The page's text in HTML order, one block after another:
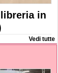
in
Vedi tutte